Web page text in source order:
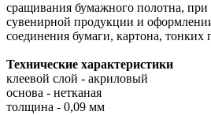
сращивания бумажного полотна, при
сувенирной продукции и
соединения бумаги, картона, тонких
Технические характеристики
клеевой слой - акриловый
основа - нетканая
толщина - 0,09 мм